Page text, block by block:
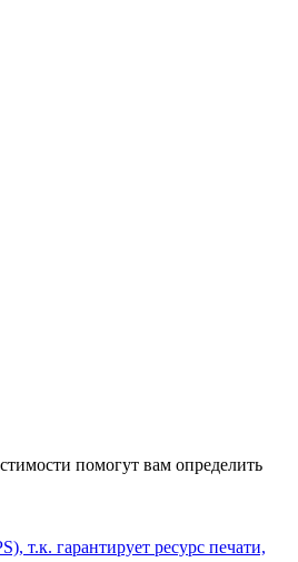
помогут вам определить
т.к. гарантирует ресурс печати,